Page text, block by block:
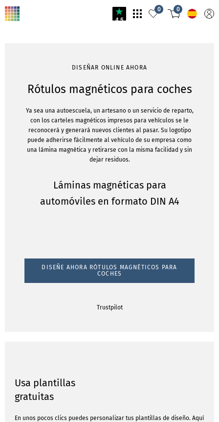
4.5
0 0
DISEÑAR ONLINE AHORA
Rótulos magnéticos para coches
Ya sea una autoescuela, un artesano o un servicio de reparto,
con los carteles magnéticos impresos para vehículos se le
reconocerá y generará nuevos clientes al pasar. Su logotipo
puede adherirse fácilmente al vehículo de su empresa como
una lámina magnética y retirarse con la misma facilidad y sin
dejar residuos.
Láminas magnéticas para
automóviles en formato DIN A4
DISEÑE AHORA RÓTULOS MAGNÉTICOS PARA
COCHES
Trustpilot
Usa plantillas
gratuitas
En unos pocos clics puedes personalizar tus plantillas de diseño. Aquí